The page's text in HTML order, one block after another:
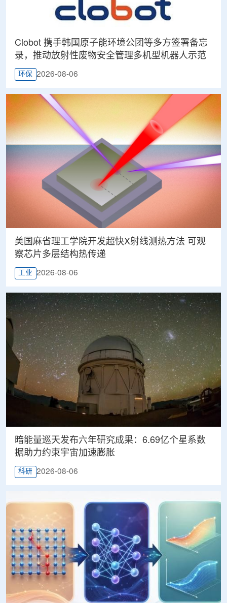
Clobot 携手韩国原子能环境公团等多方签署备忘
录，推动放射性废物安全管理多机型机器人示范
环保 2026-08-06
美国麻省理工学院开发超快X射线测热方法 可观
察芯片多层结构热传递
工业 2026-08-06
暗能量巡天发布六年研究成果：6.69亿个星系数
据助力约束宇宙加速膨胀
科研 2026-08-06